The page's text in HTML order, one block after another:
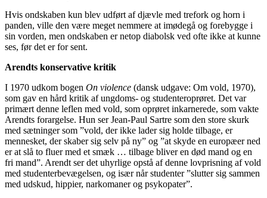
Hvis ondskaben kun blev udført af djævle med trefork og horn i
panden, ville den være meget nemmere at imødegå og forebygge i
sin vorden, men ondskaben er netop diabolsk ved ofte ikke at kunne
ses, før det er for sent.
Arendts konservative kritik
I 1970 udkom bogen On violence (dansk udgave: Om vold, 1970),
som gav en hård kritik af ungdoms- og studenteroprøret. Det var
primært denne leflen med vold, som oprøret inkarnerede, som vakte
Arendts forargelse. Hun ser Jean-Paul Sartre som den store skurk
med sætninger som ”vold, der ikke lader sig holde tilbage, er
mennesket, der skaber sig selv på ny” og ”at skyde en europæer ned
er at slå to fluer med et smæk … tilbage bliver en død mand og en
fri mand”. Arendt ser det uhyrlige opstå af denne lovprisning af vold
med studenterbevægelsen, og især når studenter ”slutter sig sammen
med udskud, hippier, narkomaner og psykopater”.